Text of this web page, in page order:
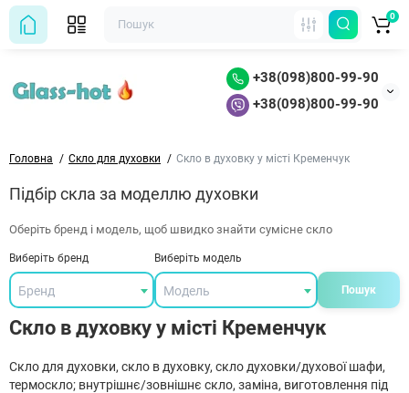
+38(098)800-99-90
+38(098)800-99-90
0
Головна Скло для духовки Скло в духовку у місті Кременчук
Підбір скла за моделлю духовки
Оберіть бренд і модель, щоб швидко знайти сумісне скло
Виберіть бренд
Бренд
Виберіть модель
Модель Пошук
Скло в духовку у місті Кременчук
Скло для духовки, скло в духовку, скло духовки/духової шафи,
термоскло; внутрішнє/зовнішнє скло, заміна, виготовлення під